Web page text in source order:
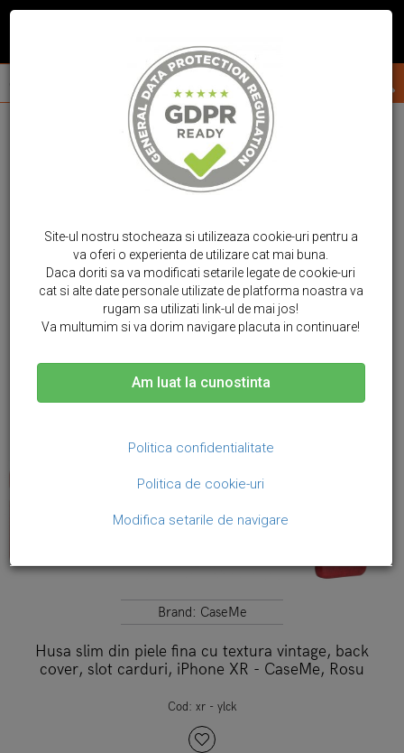
Brand: CaseMe
Husa slim din piele fina cu textura vintage, back
cover, slot carduri, iPhone XR - CaseMe, Rosu
Cod: xr - ylck
Site-ul nostru stocheaza si utilizeaza cookie-uri pentru a
va oferi o experienta de utilizare cat mai buna.
Daca doriti sa va modificati setarile legate de cookie-uri
cat si alte date personale utilizate de platforma noastra va
rugam sa utilizati link-ul de mai jos!
Va multumim si va dorim navigare placuta in continuare!
Am luat la cunostinta
Politica confidentialitate
Politica de cookie-uri
Modifica setarile de navigare